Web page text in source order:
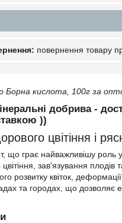
повернення товару
кислота, 100г за
добрива -
))
цвітіння і
грає найважливішу роль
зав'язування
розвитку квіток,
та городах, що дозволяє